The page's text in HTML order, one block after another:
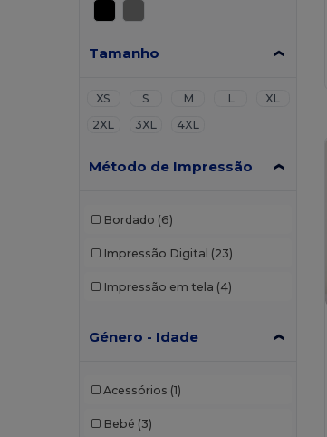
Tamanho
XS S M L
XL
2XL
3XL 4XL
Método de Impressão
Bordado (6)
Impressão Digital (23)
Impressão em tela (4)
Género - Idade
Acessórios (1)
Bebé (3)